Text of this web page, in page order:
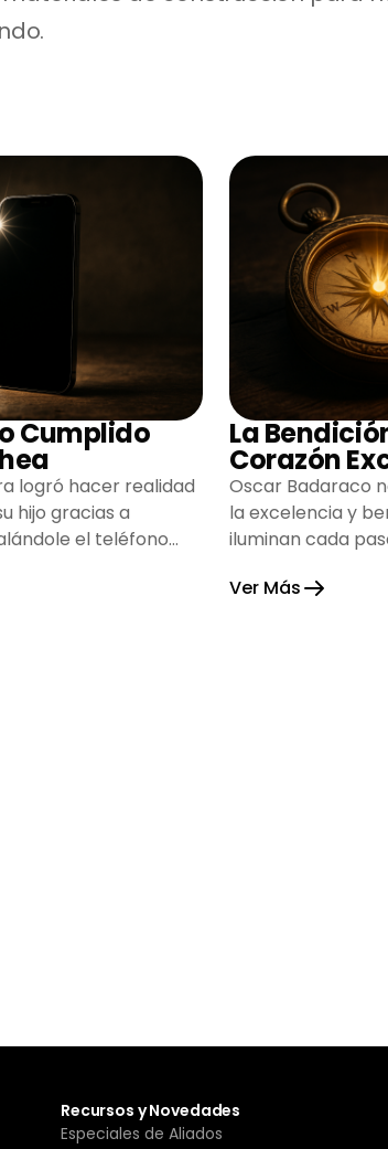
Cumplido
logró hacer realidad
hijo gracias a
el teléfono
La
Corazón
Oscar Badaraco
la excelencia y
iluminan cada
gratitud y fortaleza.
Ver Más
Recursos y Novedades
Especiales de Aliados